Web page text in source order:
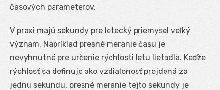
časových parameterov.
V praxi majú sekundy pre letecký priemysel veľký
význam. Napríklad presné meranie času je
nevyhnutné pre určenie rýchlosti letu lietadla. Keďže
rýchlosť sa definuje ako vzdialenosť prejdená za
jednu sekundu, presné meranie tejto sekundy je